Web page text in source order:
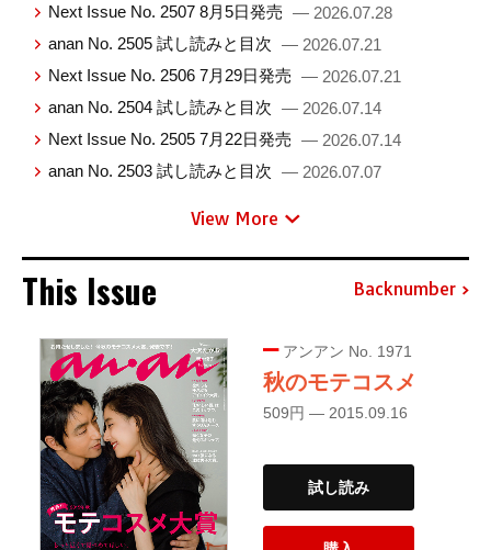
Next Issue No. 2507 8月5日発売 — 2026.07.28
anan No. 2505 試し読みと目次 — 2026.07.21
Next Issue No. 2506 7月29日発売 — 2026.07.21
anan No. 2504 試し読みと目次 — 2026.07.14
Next Issue No. 2505 7月22日発売 — 2026.07.14
anan No. 2503 試し読みと目次 — 2026.07.07
View More
This Issue Backnumber
アンアン No. 1971
秋のモテコスメ
509円 — 2015.09.16
試し読み